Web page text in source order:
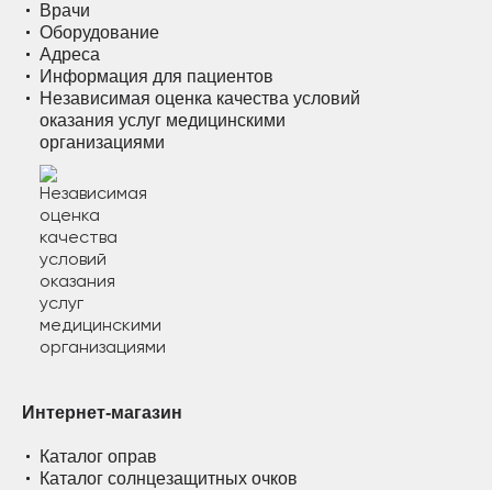
Врачи
Оборудование
Адреса
Информация для пациентов
Независимая оценка качества условий
оказания услуг медицинскими
организациями
Интернет-магазин
Каталог оправ
Каталог солнцезащитных очков